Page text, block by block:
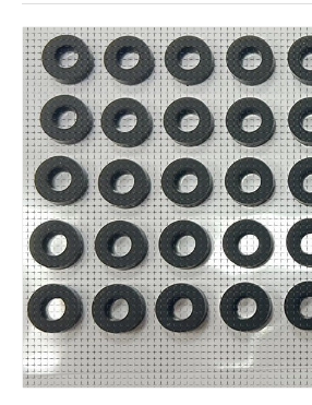
防水出音膜 铜箔胶带